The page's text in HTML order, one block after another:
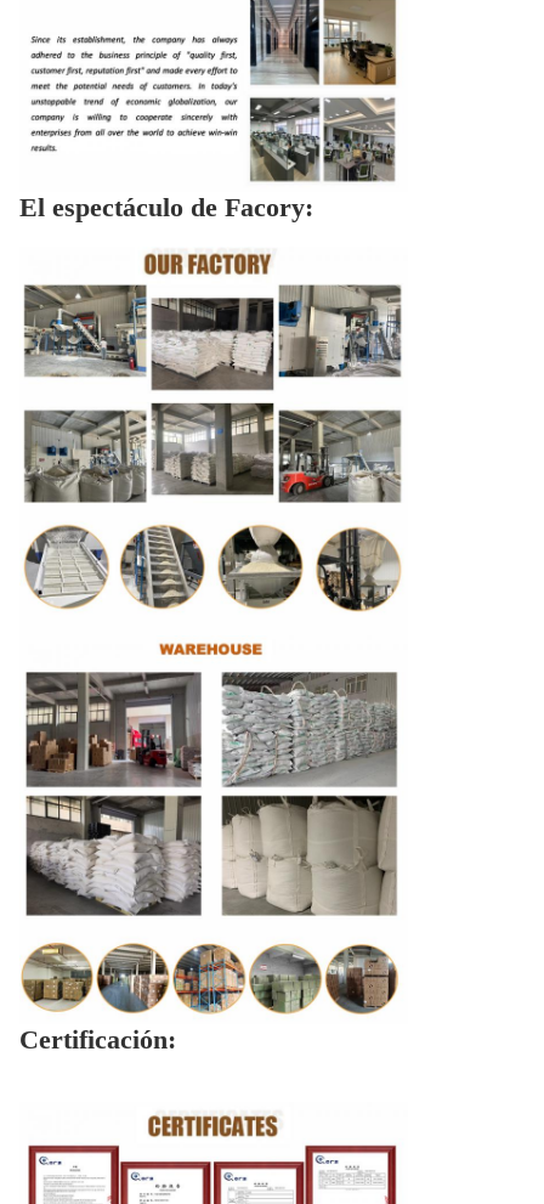
El espectáculo de Facory:
Certificación: